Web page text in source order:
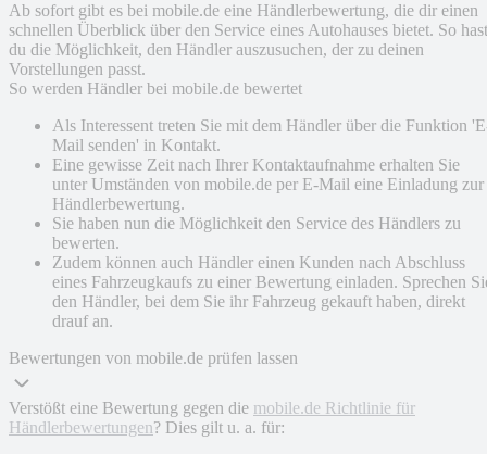
Ab sofort gibt es bei mobile.de eine Händlerbewertung, die dir einen
schnellen Überblick über den Service eines Autohauses bietet. So hast
du die Möglichkeit, den Händler auszusuchen, der zu deinen
Vorstellungen passt.
So werden Händler bei mobile.de bewertet
Als Interessent treten Sie mit dem Händler über die Funktion
Mail senden' in Kontakt.
Eine gewisse Zeit nach Ihrer Kontaktaufnahme erhalten Sie
unter Umständen von mobile.de per E-Mail eine Einladung zur
Händlerbewertung.
Sie haben nun die Möglichkeit den Service des Händlers zu
bewerten.
Zudem können auch Händler einen Kunden nach Abschluss
eines Fahrzeugkaufs zu einer Bewertung einladen. Sprechen
den Händler, bei dem Sie ihr Fahrzeug gekauft haben, direkt
drauf an.
Bewertungen von mobile.de prüfen lassen
Verstößt eine Bewertung gegen die mobile.de Richtlinie für
Händlerbewertungen? Dies gilt u. a. für: